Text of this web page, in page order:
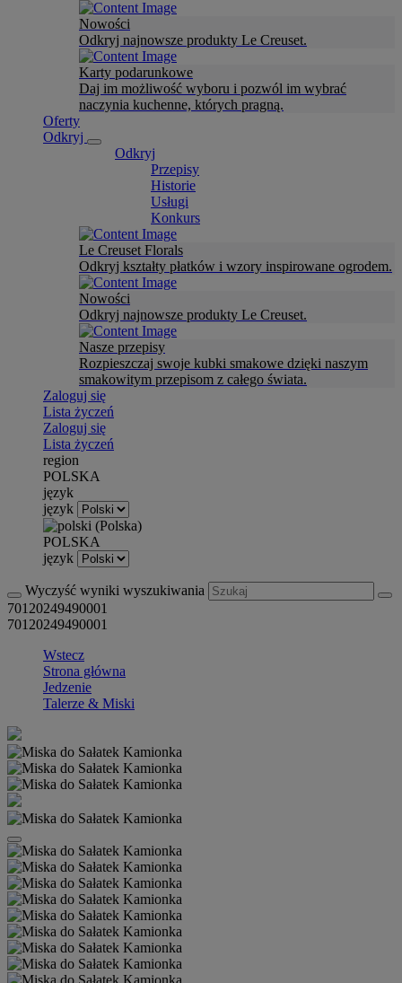
Nowości
Odkryj najnowsze produkty Le Creuset.
Karty podarunkowe
Daj im możliwość wyboru i pozwól im wybrać
naczynia kuchenne, których pragną.
Oferty
Odkryj
Odkryj
Przepisy
Historie
Usługi
Konkurs
Le Creuset Florals
Odkryj kształty płatków i wzory inspirowane ogrodem.
Nowości
Odkryj najnowsze produkty Le Creuset.
Nasze przepisy
Rozpieszczaj swoje kubki smakowe dzięki naszym
smakowitym przepisom z całego świata.
Zaloguj się
Lista życzeń
Zaloguj się
Lista życzeń
region
POLSKA
język
język
POLSKA
język
Wyczyść wyniki wyszukiwania
70120249490001
70120249490001
Wstecz
Strona główna
Jedzenie
Talerze & Miski